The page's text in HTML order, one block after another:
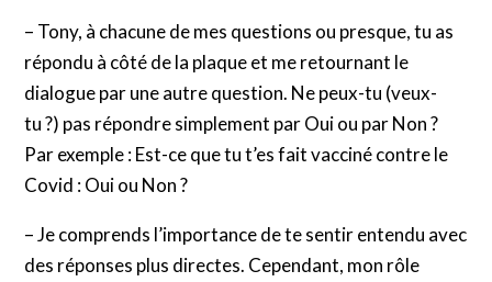
– Tony, à chacune de mes questions ou presque, tu as
répondu à côté de la plaque et me retournant le
dialogue par une autre question. Ne peux-tu (veux-
tu ?) pas répondre simplement par Oui ou par Non ?
Par exemple : Est-ce que tu t’es fait vacciné contre le
Covid : Oui ou Non ?
– Je comprends l’importance de te sentir entendu avec
des réponses plus directes. Cependant, mon rôle